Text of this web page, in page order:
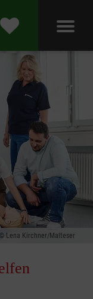
Lena Kirchner/Malteser